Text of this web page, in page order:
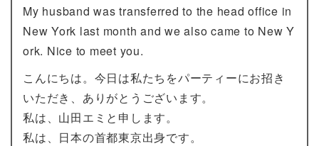
My husband was transferred to the head office in
New York last month and we also came to New Y
ork. Nice to meet you.
こんにちは。今日は私たちをパーティーにお招き
いただき、ありがとうございます。
私は、山田エミと申します。
私は、日本の首都東京出身です。